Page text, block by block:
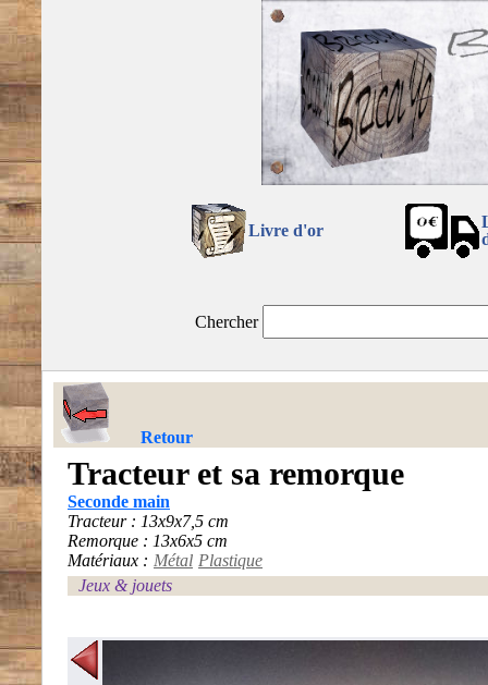
Livre d'or
Chercher
Retour
Tracteur et sa remorque
Seconde main
Tracteur : 13x9x7,5 cm
Remorque : 13x6x5 cm
Matériaux : Métal Plastique
Jeux & jouets